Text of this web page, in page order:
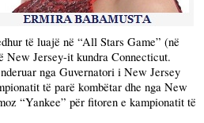
të luajë në “All Stars Game” (në
New Jersey-it kundra Connecticut.
nga Guvernatori i New Jersey
të parë kombëtar dhe nga New
“Yankee” për fitoren e kampionatit të